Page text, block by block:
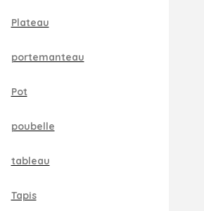
Plateau
portemanteau
Pot
poubelle
tableau
Tapis